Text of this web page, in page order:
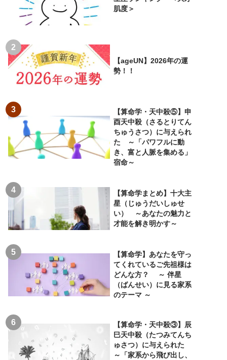
肌度＞
【ageUN】2026年の運
勢！！
【算命学・天中殺⑤】申
酉天中殺（さるとりてん
ちゅうさつ）に与えられ
た ～「パワフルに動
き、富と人脈を集める」
宿命～
【算命学まとめ】十大主
星（じゅうだいしゅせ
い） ～あなたの魅力と
才能を解き明かす～
【算命学】あなたを守っ
てくれているご先祖様は
どんな方？ ～ 伴星
（ばんせい）に見る家系
のテーマ ～
【算命学・天中殺③】辰
巳天中殺（たつみてんち
ゅさつ）に与えられた
～「家系から飛び出し、